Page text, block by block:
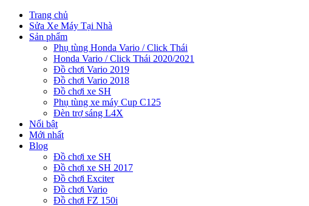
Trang chủ
Sửa Xe Máy Tại Nhà
Sản phẩm
Phụ tùng Honda Vario / Click Thái
Honda Vario / Click Thái 2020/2021
Đồ chơi Vario 2019
Đồ chơi Vario 2018
Đồ chơi xe SH
Phụ tùng xe máy Cup C125
Đèn trợ sáng L4X
Nổi bật
Mới nhất
Blog
Đồ chơi xe SH
Đồ chơi xe SH 2017
Đồ chơi Exciter
Đồ chơi Vario
Đồ chơi FZ 150i